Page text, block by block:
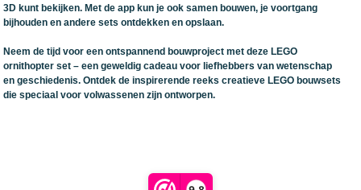
3D kunt bekijken. Met de app kun je ook samen bouwen, je voortgang
bijhouden en andere sets ontdekken en opslaan.
Neem de tijd voor een ontspannend bouwproject met deze LEGO
ornithopter set – een geweldig cadeau voor liefhebbers van wetenschap
en geschiedenis. Ontdek de inspirerende reeks creatieve LEGO bouwsets
die speciaal voor volwassenen zijn ontworpen.